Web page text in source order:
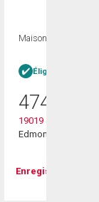
Maison
Éligible Louer
474 900
19019 49 Avenue
Edmonton, AB
Enregistrer